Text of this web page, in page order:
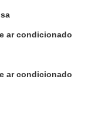
ar condicionado
ar condicionado